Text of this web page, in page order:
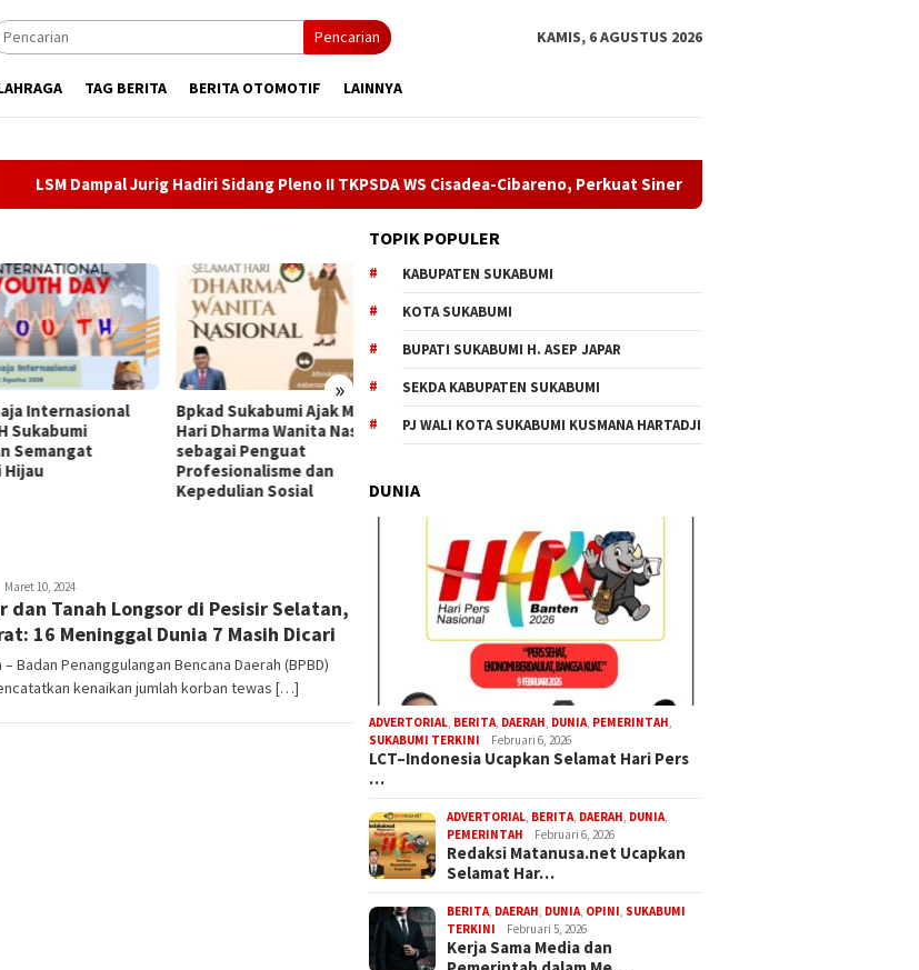
Pencarian KAMIS, 6 AGUSTUS 2026
TAG BERITA BERITA OTOMOTIF LAINNYA
Dampal Jurig Hadiri Sidang Pleno II TKPSDA WS Cisadea-Cibareno, Perkuat Sinergi PSDA
»
Bpkad Sukabumi Ajak Maknai
Hari Dharma Wanita Nasional
sebagai Penguat
Profesionalisme dan
Kepedulian Sosial
Bpkad Sukabumi Ikut Bahas
Kebijakan Anggaran Bersama
Dprd
LSM Dampal Jurig Hadiri
Sidang Pleno II TKPSDA WS
Cisadea-Cibareno, Perkuat
Maret 10, 2024
dan Tanah Longsor di Pesisir Selatan,
16 Meninggal Dunia 7 Masih Dicari
Badan Penanggulangan Bencana Daerah (BPBD)
kenaikan jumlah korban tewas […]
TOPIK POPULER
KABUPATEN SUKABUMI
KOTA SUKABUMI
BUPATI SUKABUMI H. ASEP JAPAR
SEKDA KABUPATEN SUKABUMI
PJ WALI KOTA SUKABUMI KUSMANA HARTADJI
DUNIA
ADVERTORIAL BERITA DAERAH DUNIA PEMERINTAH
SUKABUMI TERKINI
Februari 6, 2026
LCT–Indonesia Ucapkan Selamat Hari Pers
…
ADVERTORIAL BERITA DAERAH DUNIA
PEMERINTAH
Februari 6, 2026
Redaksi Matanusa.net Ucapkan
Selamat Har…
BERITA DAERAH DUNIA OPINI SUKABUMI
TERKINI
Februari 5, 2026
Kerja Sama Media dan